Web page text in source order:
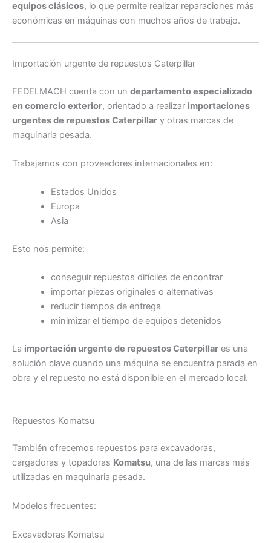
equipos clásicos, lo que permite realizar reparaciones más
económicas en máquinas con muchos años de trabajo.
Importación urgente de repuestos Caterpillar
FEDELMACH cuenta con un departamento especializado
en comercio exterior, orientado a realizar importaciones
urgentes de repuestos Caterpillar y otras marcas de
maquinaria pesada.
Trabajamos con proveedores internacionales en:
Estados Unidos
Europa
Asia
Esto nos permite:
conseguir repuestos difíciles de encontrar
importar piezas originales o alternativas
reducir tiempos de entrega
minimizar el tiempo de equipos detenidos
La importación urgente de repuestos Caterpillar es una
solución clave cuando una máquina se encuentra parada en
obra y el repuesto no está disponible en el mercado local.
Repuestos Komatsu
También ofrecemos repuestos para excavadoras,
cargadoras y topadoras Komatsu, una de las marcas más
utilizadas en maquinaria pesada.
Modelos frecuentes:
Excavadoras Komatsu